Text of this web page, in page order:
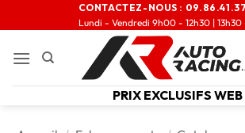
CONTACTEZ-NOUS :
Lundi - Vendredi 9h00 - 12h30 | 13h30
PRIX EXCLUSIFS WEB